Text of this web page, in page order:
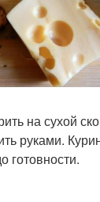
на сухой
руками.
готовности.